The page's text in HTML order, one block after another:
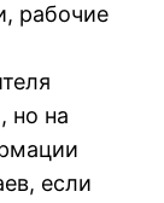
рабочие
но на
если